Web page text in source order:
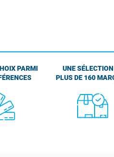
PARMI
UNE SÉLECTION
PLUS DE 160